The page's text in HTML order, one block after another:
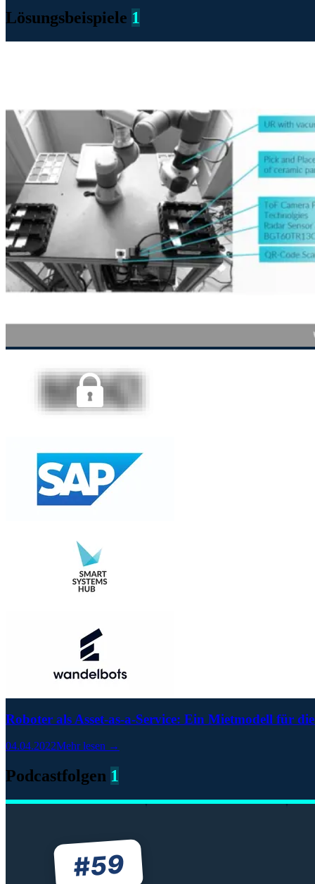
Lösungsbeispiele 1
Roboter als Asset-as-a-Service: Ein Mietmodell für
04.04.2022Mehr lesen →
Podcastfolgen 1
#59